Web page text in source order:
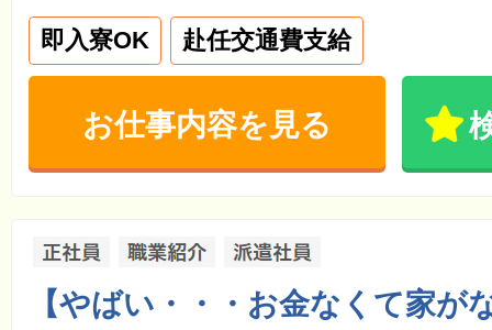
即入寮OK 赴任交通費支給
お仕事内容を見る
【やばい・・・お金なくて家が